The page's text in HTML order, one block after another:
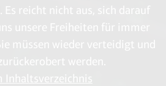
reicht nicht aus, sich darauf
unsere Freiheiten für immer
müssen wieder verteidigt und
werden.
Inhaltsverzeichnis